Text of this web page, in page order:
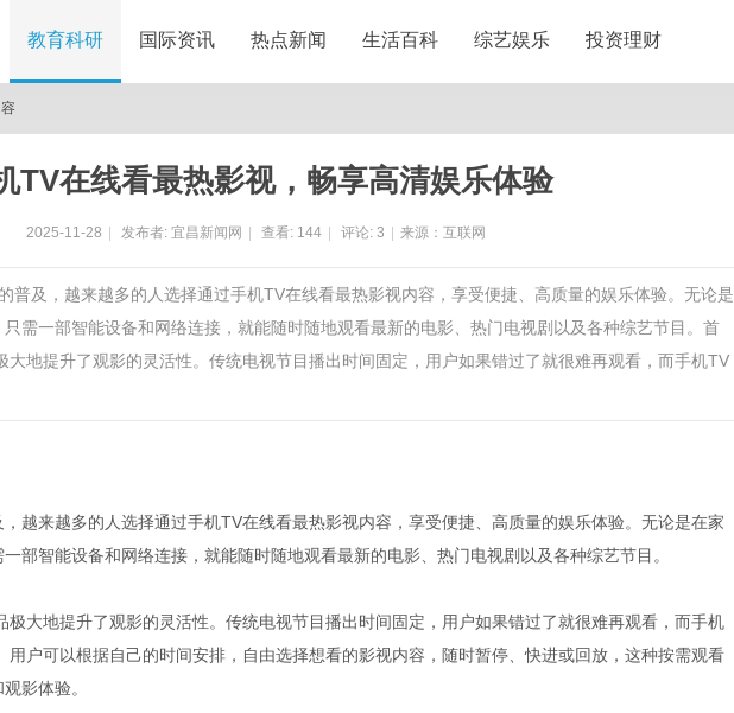
教育科研 国际资讯 热点新闻 生活百科 综艺娱乐 投资理财
TV在线看最热影视，畅享高清娱乐体验
2025-11-28 发布者: 宜昌新闻网 查看: 144 评论: 3 来源：互联网
普及，越来越多的人选择通过手机TV在线看最热影视内容，享受便捷、高质量的娱乐体验。无论是
需一部智能设备和网络连接，就能随时随地观看最新的电影、热门电视剧以及各种综艺节目。首
大地提升了观影的灵活性。传统电视节目播出时间固定，用户如果错过了就很难再观看，而手机TV
越来越多的人选择通过手机TV在线看最热影视内容，享受便捷、高质量的娱乐体验。无论是在家
部智能设备和网络连接，就能随时随地观看最新的电影、热门电视剧以及各种综艺节目。
极大地提升了观影的灵活性。传统电视节目播出时间固定，用户如果错过了就很难再观看，而手机
用户可以根据自己的时间安排，自由选择想看的影视内容，随时暂停、快进或回放，这种按需观看
影体验。